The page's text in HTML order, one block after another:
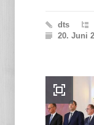
dts
20. Juni